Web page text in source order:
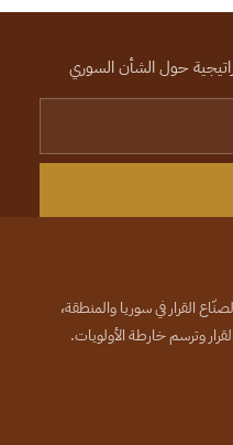
حول الشأن السوري
القرار في سوريا والمنطقة،
وترسم خارطة الأولويات.